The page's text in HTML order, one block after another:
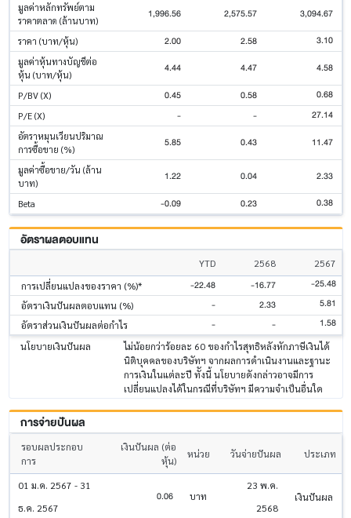
มูลค่าหลักทรัพย์ตาม
ราคาตลาด (ล้านบาท)
1,996.56 2,575.57 3,094.67
ราคา (บาท/หุ้น) 2.00 2.58 3.10
มูลค่าหุ้นทางบัญชีต่อ
หุ้น (บาท/หุ้น)
4.44 4.47 4.58
P/BV (X) 0.45 0.58 0.68
P/E (X) - - 27.14
อัตราหมุนเวียนปริมาณ
การซื้อขาย (%)
5.85 0.43 11.47
มูลค่าซื้อขาย/วัน (ล้าน
บาท)
1.22 0.04 2.33
Beta -0.09 0.23 0.38
อัตราผลตอบแทน
YTD 2568
2567
การเปลี่ยนแปลงของราคา (%)*
-22.48 -16.77 -25.48
อัตราเงินปันผลตอบแทน (%) - 2.33 5.81
อัตราส่วนเงินปันผลต่อกำไร - - 1.58
นโยบายเงินปันผล
ไม่น้อยกว่าร้อยละ 60 ของกำไรสุทธิหลังหักภาษีเงินได้
นิติบุคคลของบริษัทฯ จากผลการดำเนินงานและฐานะ
การเงินในแต่ละปี ทัังนี้ นโยบายดังกล่าวอาจมีการ
เปลี่ยนแปลงได้ในกรณีที่บริษัทฯ มีความจำเป็นอื่นใด
การจ่ายปันผล
รอบผลประกอบ
การ
เงินปันผล (ต่อ
หุ้น)
หน่วย วันจ่ายปันผล ประเภท
01 ม.ค. 2567 - 31
ธ.ค. 2567
0.06 บาท
23 พ.ค.
2568
เงินปันผล